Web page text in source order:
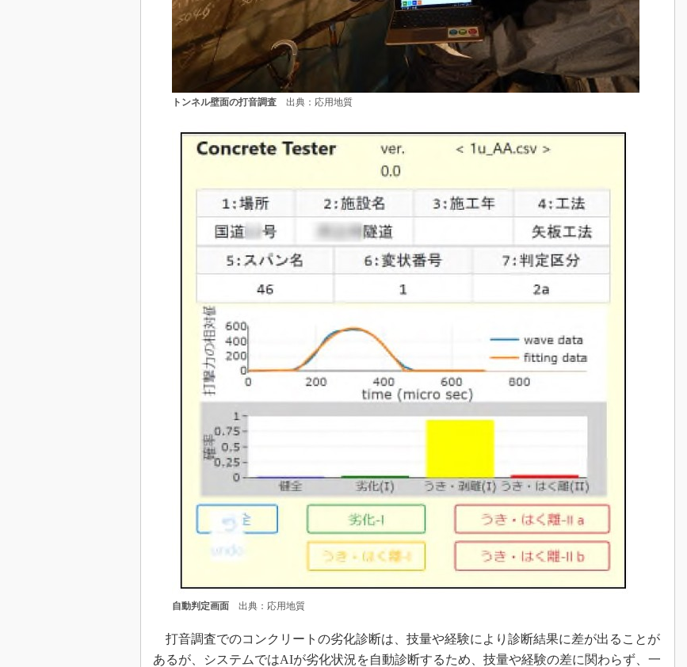
トンネル壁面の打音調査出典：応用地質
自動判定画面出典：応用地質
打音調査でのコンクリートの劣化診断は、技量や経験により診断結果に差が出ることが
あるが、システムではAIが劣化状況を自動診断するため、技量や経験の差に関わらず、一